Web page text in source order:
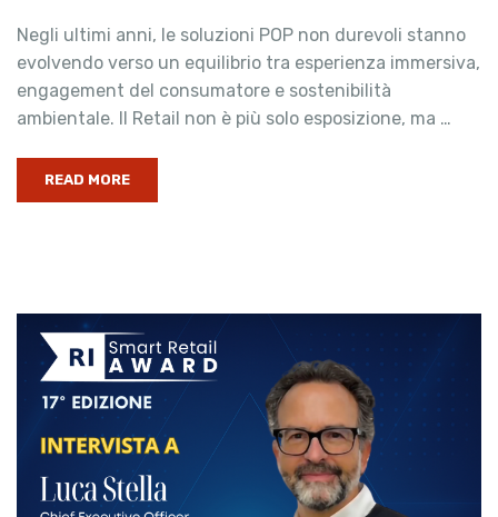
Negli ultimi anni, le soluzioni POP non durevoli stanno
evolvendo verso un equilibrio tra esperienza immersiva,
engagement del consumatore e sostenibilità
ambientale. Il Retail non è più solo esposizione, ma …
READ MORE